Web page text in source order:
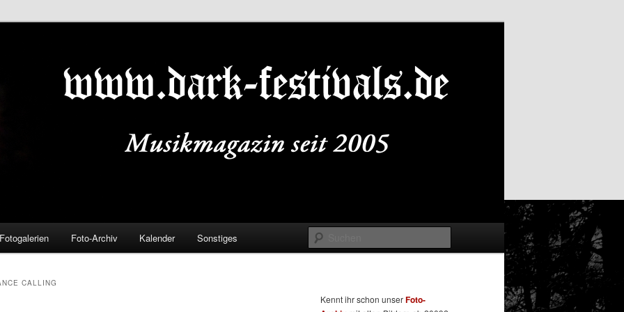
Fotogalerien Foto-Archiv Kalender Sonstiges
CALLING
Kennt ihr schon unserFoto-